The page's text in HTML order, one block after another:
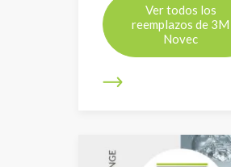
Ver todos los
reemplazos de 3M
Novec